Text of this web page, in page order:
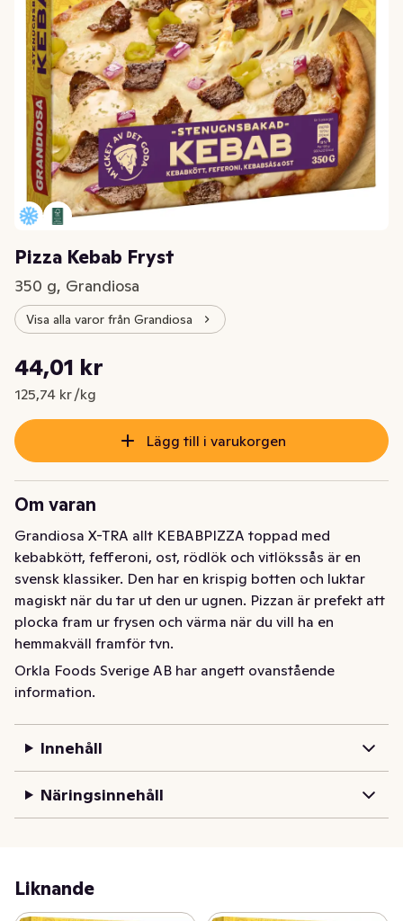
Pizza Kebab Fryst
350 g, Grandiosa
Visa alla varor från Grandiosa
Nuvarande pris är: 44,01 kr
44,01 kr
125,74 kr /kg
Styckpris: 125,74 kr /kg
Lägg till i varukorgen
Om varan
Grandiosa X-TRA allt KEBABPIZZA toppad med
kebabkött, fefferoni, ost, rödlök och vitlökssås är en
svensk klassiker. Den har en krispig botten och luktar
magiskt när du tar ut den ur ugnen. Pizzan är prefekt att
plocka fram ur frysen och värma när du vill ha en
hemmakväll framför tvn.
Grandiosa bakade sin första pizza redan på 70-talet
Fryspizzorna finns i flera storlekar och passar lika bra
som mellanmål, middag eller om du bara är sugen. Alla
pizzorna från Grandiosa är stenugnsbakade och
gräddade i Sveriges största pizzeria i Vansbro.
Grandiosa är hela Sveriges Hempizza! Det här är Kebab
feferoni, smakrik kebab och kebabsås. Stenugnsbakad i
Sverige för att ge varje tugga ett riktigt saftigt och
Orkla Foods Sverige AB har angett ovanstående
information.
Innehåll
Näringsinnehåll
Liknande